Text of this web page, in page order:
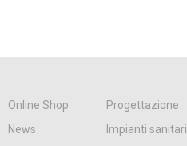
Online Shop
Progettazione
News
Impianti sanitari